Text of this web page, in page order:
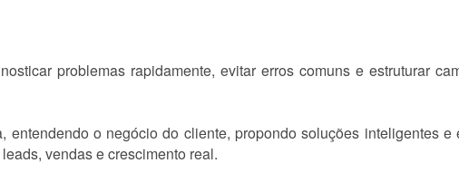
problemas rapidamente, evitar erros comuns e estruturar
entendendo o negócio do cliente, propondo soluções inteligentes e
vendas e crescimento real.